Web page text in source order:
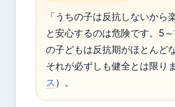
「うちの子は反抗しないから楽
と安心するのは危険です。5
の子どもは反抗期がほとんど
それが必ずしも健全とは限り
ス ）。